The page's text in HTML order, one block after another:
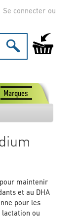
Se connecter
Mon panier
Marques
maintenir
et au DHA
pour les
lactation ou